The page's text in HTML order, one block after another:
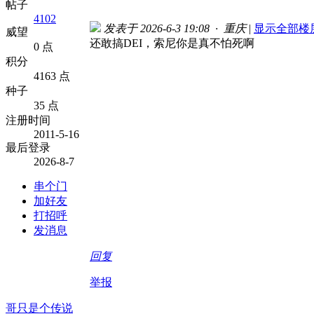
帖子
4102
威望
0 点
积分
4163 点
种子
35 点
注册时间
2011-5-16
最后登录
2026-8-7
串个门
加好友
打招呼
发消息
发表于 2026-6-3 19:08 · 重庆 | 显示全部楼
还敢搞DEI，索尼你是真不怕死啊
回复
举报
哥只是个传说